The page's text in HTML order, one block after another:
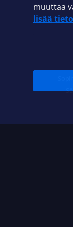
muuttaa
lisää